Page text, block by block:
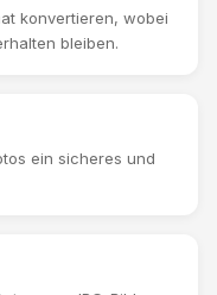
konvertieren, wobei
bleiben.
ein sicheres und